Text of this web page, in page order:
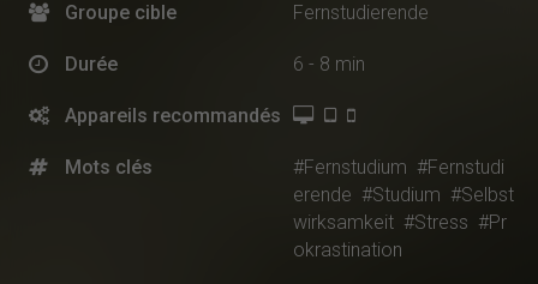
Groupe cible Fernstudierende
Durée 6 - 8 min
Appareils recommandés
Mots clés #Fernstudium #Fernstudi
erende #Studium #Selbst
wirksamkeit #Stress #Pr
okrastination